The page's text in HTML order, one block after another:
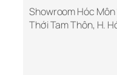
Showroom Hóc Môn
Thới Tam Thôn, H.